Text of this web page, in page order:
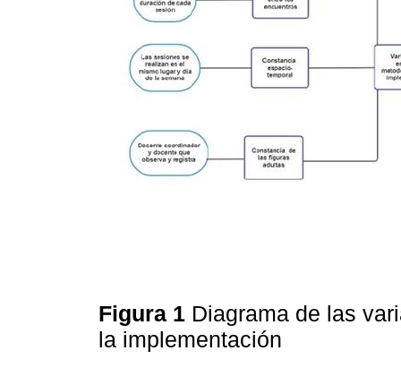
Figura 1 Diagrama de las
la implementación